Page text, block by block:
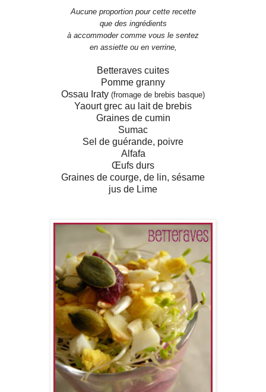
Aucune proportion pour cette recette
que des ingrédients
à accommoder comme vous le sentez
en assiette ou en verrine,
Betteraves cuites
Pomme granny
Ossau Iraty (fromage de brebis basque)
Yaourt grec au lait de brebis
Graines de cumin
Sumac
Sel de guérande, poivre
Alfafa
Œufs durs
Graines de courge, de lin, sésame
jus de Lime